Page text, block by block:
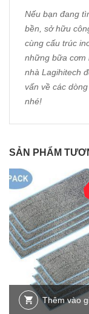
Nếu bạn đang
bền, sở hữu
cùng cấu trúc
những bữa cơm
nhà Lagihitech
vấn về các
nhé!
SẢN PHẨM
Thêm vào